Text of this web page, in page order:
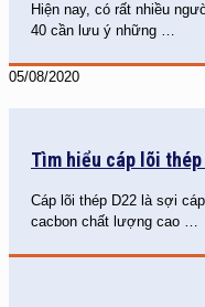
Hiện nay, có rất nhiều
40 cần lưu ý những …
05/08/2020
Tìm hiểu cáp lõi thép
Cáp lõi thép D22 là sợi
cacbon chất lượng cao …